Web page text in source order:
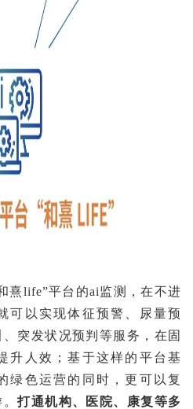
熹life”平台的ai监测，在不进
可以实现体征预警、尿量预
突发状况预判等服务，在固
升人效；基于这样的平台基
绿色运营的同时，更可以复
。打通机构、医院、康复等多